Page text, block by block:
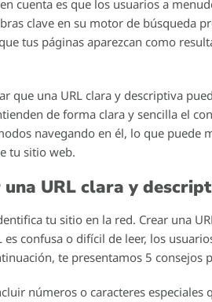
de tu sitio web, es imprescindible